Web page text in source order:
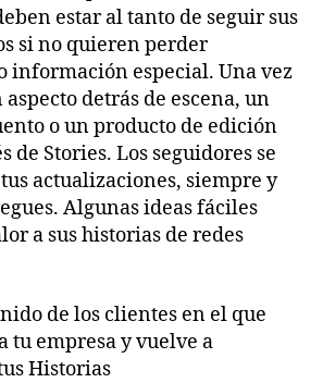
estar al tanto de seguir sus
si no quieren perder
información especial. Una vez
detrás de escena, un
o un producto de edición
de Stories. Los seguidores se
actualizaciones, siempre y
Algunas ideas fáciles
a sus historias de redes
de los clientes en el que
tu empresa y vuelve a
Historias